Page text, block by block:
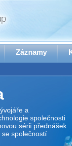
Záznamy
a
společnosti
sérii přednášek
se společností